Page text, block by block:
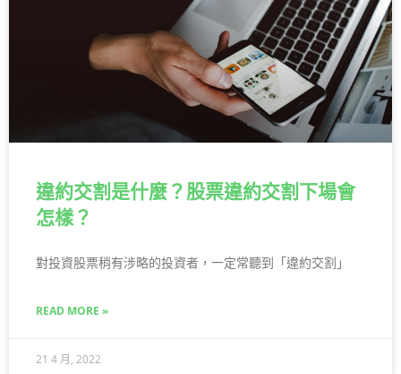
違約交割是什麼？股票違約交割下場會
怎樣？
對投資股票稍有涉略的投資者，一定常聽到「違約交割」
READ MORE »
21 4 月, 2022